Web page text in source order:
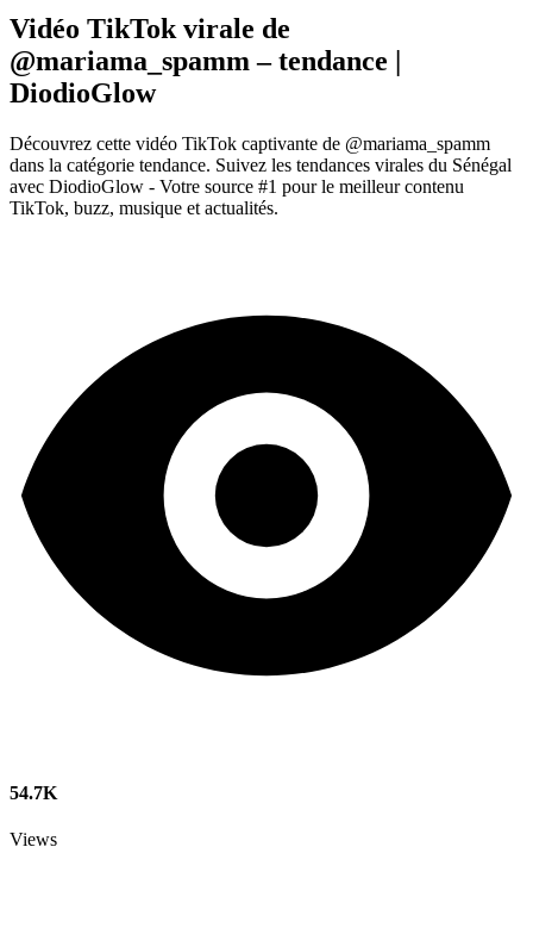
Vidéo TikTok virale de
@mariama_spamm – tendance |
DiodioGlow
Découvrez cette vidéo TikTok captivante de @mariama_spamm
dans la catégorie tendance. Suivez les tendances virales du Sénégal
avec DiodioGlow - Votre source #1 pour le meilleur contenu
TikTok, buzz, musique et actualités.
54.7K
Views